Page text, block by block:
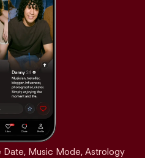
Date, Music Mode, Astrology